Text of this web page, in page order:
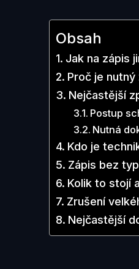
Obsah
Jak na zápis
Proč je
Nejčastější
Postup
Nutná
Kdo je
Zápis bez
Kolik to stojí
Zrušení
Nejčastější